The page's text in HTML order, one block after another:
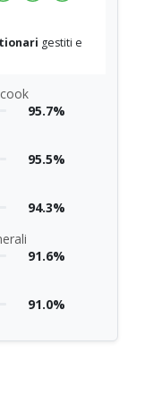
gestiti e
95.7%
95.5%
94.3%
91.6%
91.0%